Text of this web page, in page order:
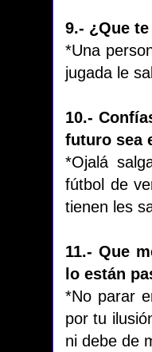
9.- ¿Que
*Una
jugada le
10.-
futuro sea
*Ojalá
fútbol de
tienen les
11.- Que
lo están
*No parar
por tu
ni debe de